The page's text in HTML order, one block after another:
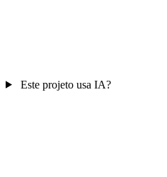
Este projeto usa IA?